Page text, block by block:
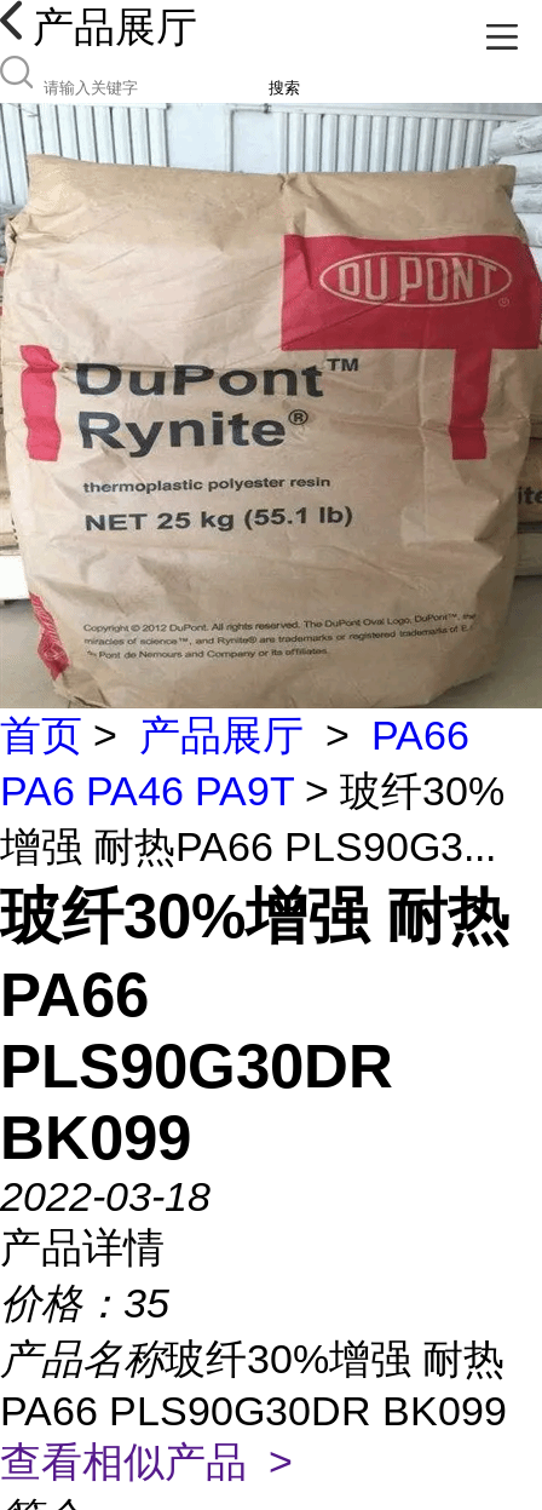
产品展厅
搜索
首页 > 产品展厅 > PA66
PA6 PA46 PA9T > 玻纤30%
增强 耐热PA66 PLS90G3...
玻纤30%增强 耐热
PA66
PLS90G30DR
BK099
2022-03-18
产品详情
价格： 35
产品名称玻纤30%增强 耐热
PA66 PLS90G30DR BK099
查看相似产品 >